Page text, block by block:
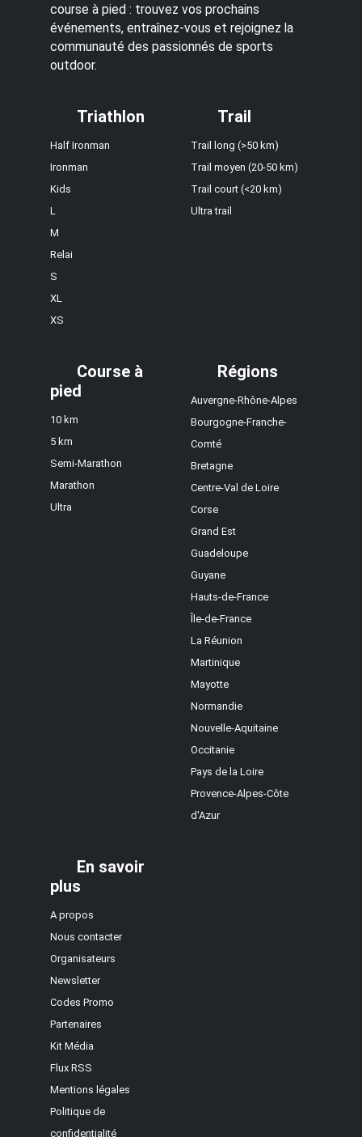
course à pied : trouvez vos prochains
événements, entraînez-vous et rejoignez la
communauté des passionnés de sports
outdoor.
Triathlon
Half Ironman
Ironman
Kids
L
M
Relai
S
XL
XS
Trail
Trail long (>50 km)
Trail moyen (20-50 km)
Trail court (<20 km)
Ultra trail
Course à
pied
10 km
5 km
Semi-Marathon
Marathon
Ultra
Régions
Auvergne-Rhône-Alpes
Bourgogne-Franche-
Comté
Bretagne
Centre-Val de Loire
Corse
Grand Est
Guadeloupe
Guyane
Hauts-de-France
Île-de-France
La Réunion
Martinique
Mayotte
Normandie
Nouvelle-Aquitaine
Occitanie
Pays de la Loire
Provence-Alpes-Côte
d'Azur
En savoir
plus
A propos
Nous contacter
Organisateurs
Newsletter
Codes Promo
Partenaires
Kit Média
Flux RSS
Mentions légales
Politique de
confidentialité